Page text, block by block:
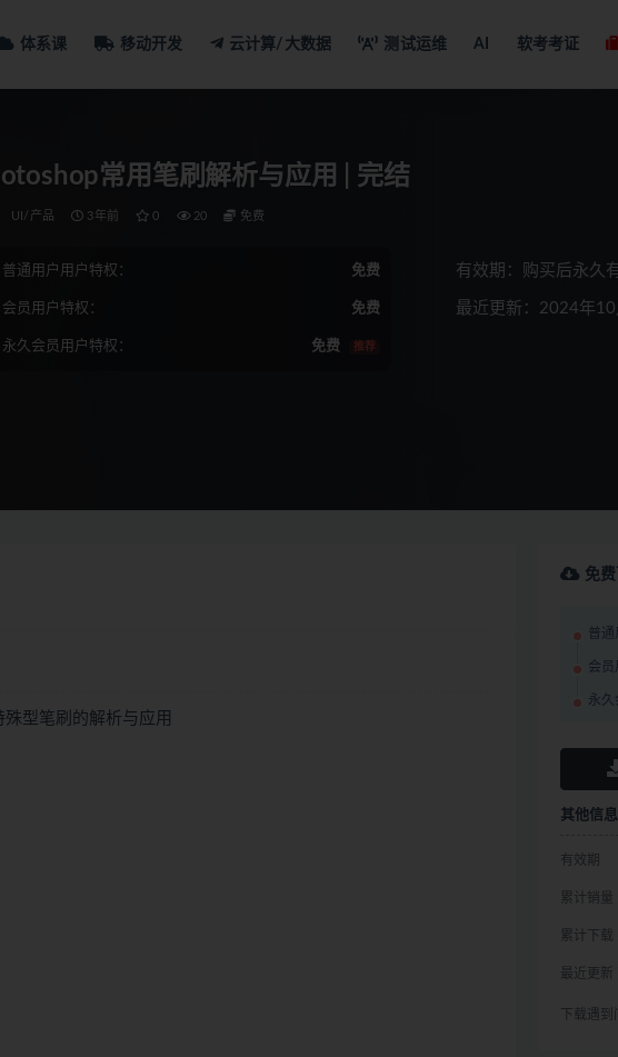
体系课 移动开发 云计算/大数据 测试运维 AI 软考考证
常用笔刷解析与应用 | 完结
UI/产品 3年前 0 20 免费
普通用户用户特权： 免费
会员用户特权： 免费
永久会员用户特权： 免费 推荐
有效期：购买后永久
最近更新：2024年10
型笔刷的解析与应用
免
普通
会员
永久
其他信息
有效期
累计销量
累计下载
最近更新
下载遇